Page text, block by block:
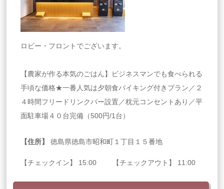
ロビー・フロントでございます。
【農家が作る本気のごはん】ビジネスマンでも食べられる
手頃な価格★一番人気は夕朝食バイキング付きプラン／２
４時間フリードリンクバー設置／枕元コンセントあり／平
面駐車場４０台完備（500円/1台）
【住所】 徳島県徳島市昭和町１丁目１５番地
【チェックイン】 15:00 【チェックアウト】 11:00